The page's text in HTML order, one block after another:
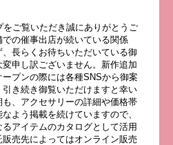
をご覧いただき誠にありがとうご
の催事出店が続いている関係
長らくお待ちいただいている御
申し訳ございません。新作追加
プンの際には各種SNSから御案
き続き御覧いただけますと幸い
、アクセサリーの詳細や価格帯
よう掲載を続けていますので、
アイテムのカタログとして活用
売先によってはオンライン販売